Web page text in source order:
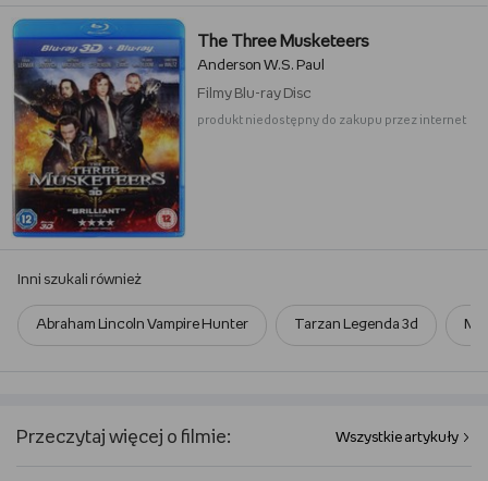
The Three Musketeers
Anderson W.S. Paul
Filmy Blu-ray Disc
produkt niedostępny do zakupu przez internet
Inni szukali również
Abraham Lincoln Vampire Hunter Tarzan Legenda 3d
Przeczytaj więcej o filmie: Wszystkie artykuły